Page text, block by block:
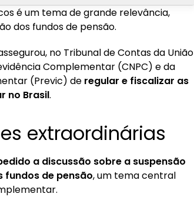
é um tema de grande relevância,
dos fundos de pensão.
no Tribunal de Contas da União
Complementar (CNPC) e da
(Previc) de regular e fiscalizar as
no Brasil.
extraordinárias
a discussão sobre a suspensão
de pensão, um tema central